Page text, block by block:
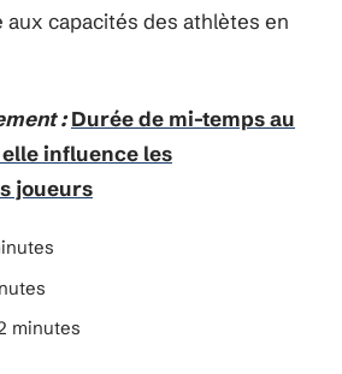
capacités des athlètes en
: Durée de mi-temps au
influence les
joueurs
minutes